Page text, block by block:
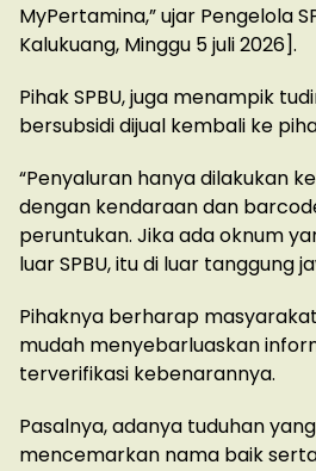
MyPertamina,” ujar Pengelola
Kalukuang, Minggu 5 juli 2026].
Pihak SPBU, juga menampik
bersubsidi dijual kembali ke
“Penyaluran hanya dilakukan
dengan kendaraan dan
peruntukan. Jika ada oknum
luar SPBU, itu di luar tanggung
Pihaknya berharap
mudah menyebarluaskan
terverifikasi kebenarannya.
Pasalnya, adanya tuduhan
mencemarkan nama baik